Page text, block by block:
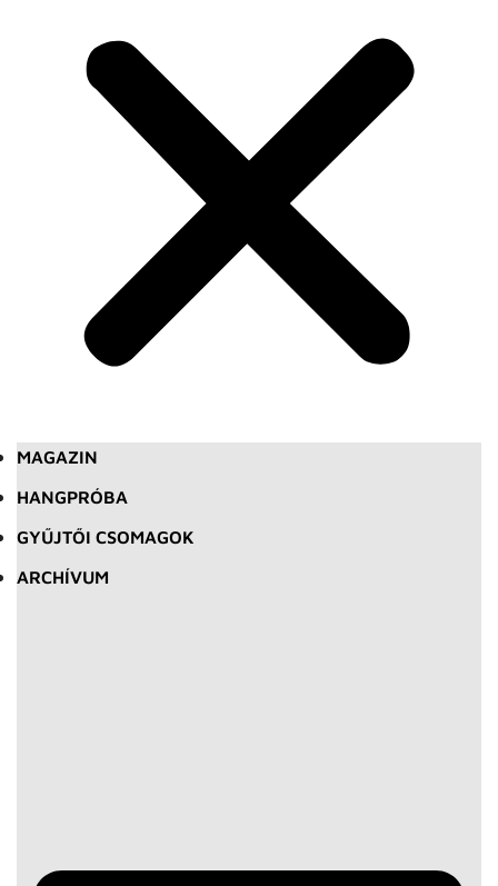
MAGAZIN
HANGPRÓBA
GYŰJTŐI CSOMAGOK
ARCHÍVUM